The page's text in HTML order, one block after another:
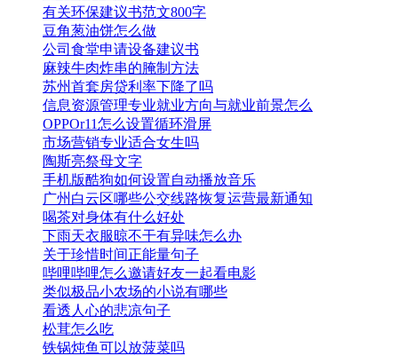
有关环保建议书范文800字
豆角葱油饼怎么做
公司食堂申请设备建议书
麻辣牛肉炸串的腌制方法
苏州首套房贷利率下降了吗
信息资源管理专业就业方向与就业前景怎么
OPPOr11怎么设置循环滑屏
市场营销专业适合女生吗
陶斯亮祭母文字
手机版酷狗如何设置自动播放音乐
广州白云区哪些公交线路恢复运营最新通知
喝茶对身体有什么好处
下雨天衣服晾不干有异味怎么办
关于珍惜时间正能量句子
哔哩哔哩怎么邀请好友一起看电影
类似极品小农场的小说有哪些
看透人心的悲凉句子
松茸怎么吃
铁锅炖鱼可以放菠菜吗